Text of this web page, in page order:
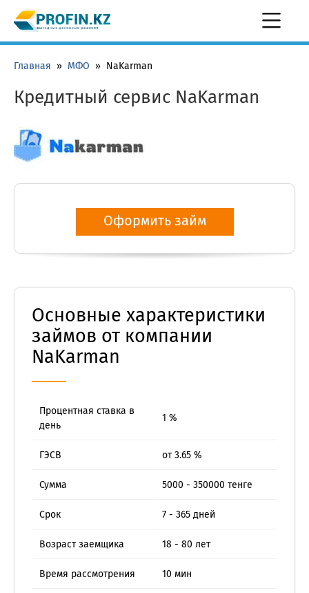
Главная » МФО » NaKarman
Кредитный сервис NaKarman
Оформить займ
Основные характеристики
займов от компании
NaKarman
Процентная ставка в
день
1 %
ГЭСВ от 3.65 %
Сумма 5000 - 350000 тенге
Срок 7 - 365 дней
Возраст заемщика 18 - 80 лет
Время рассмотрения 10 мин